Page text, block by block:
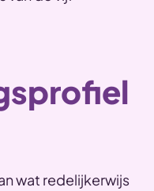
wat redelijkerwijs